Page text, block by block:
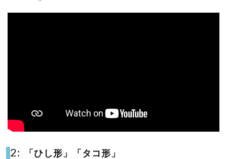
2: 「ひし形」「タコ形」